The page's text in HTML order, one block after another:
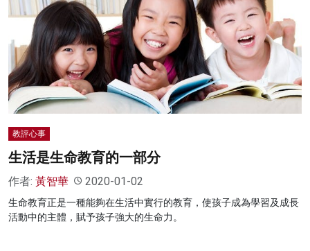
教評心事
生活是生命教育的一部分
作者: 黃智華 2020-01-02
生命教育正是一種能夠在生活中實行的教育，使孩子成為學習及成長
活動中的主體，賦予孩子強大的生命力。